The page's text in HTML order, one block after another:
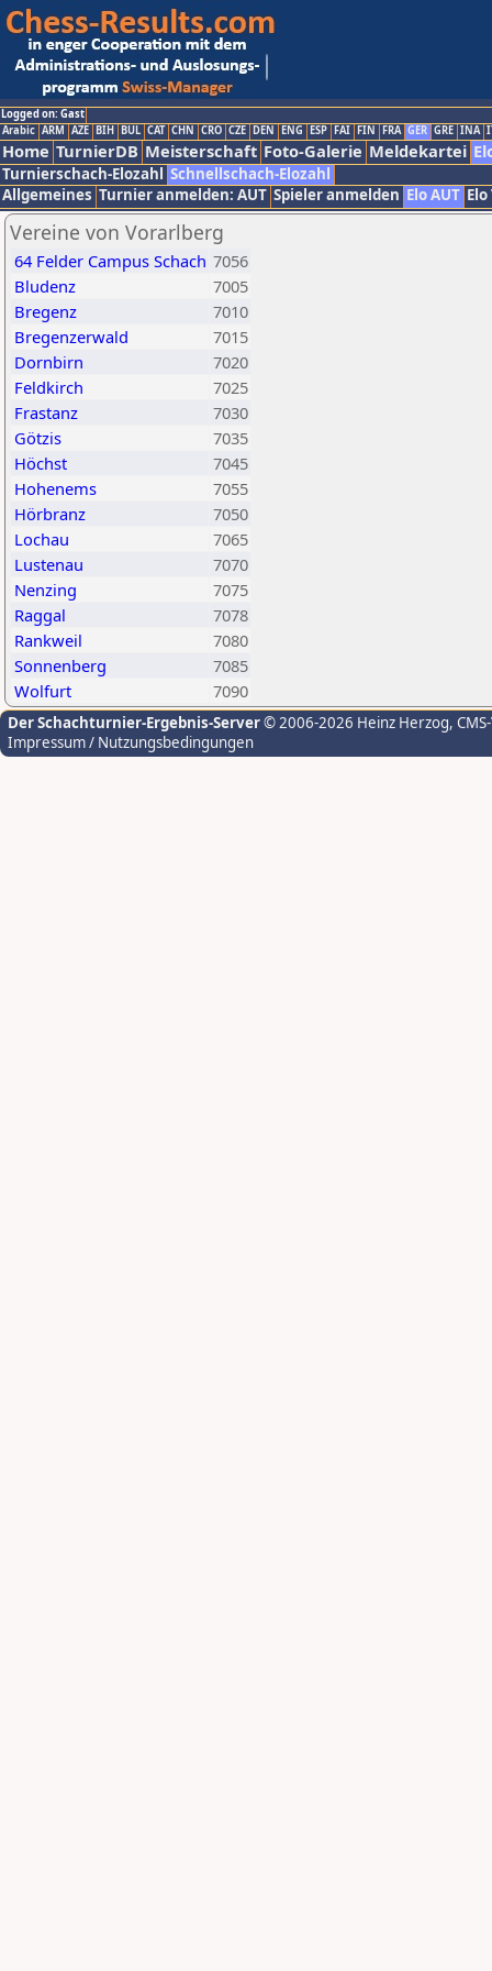
Logged on: Gast
Arabic ARM AZE BIH BUL CAT CHN CRO CZE DEN ENG ESP FAI FIN FRA GER GRE INA
Home TurnierDB Meisterschaft Foto-Galerie Meldekartei
Turnierschach-Elozahl Schnellschach-Elozahl
Allgemeines Turnier anmelden: AUT Spieler anmelden Elo AUT
Vereine von Vorarlberg
64 Felder Campus Schach 7056
Bludenz
7005
Bregenz
7010
Bregenzerwald
7015
Dornbirn
7020
Feldkirch
7025
Frastanz
7030
Götzis
7035
Höchst
7045
Hohenems
7055
Hörbranz
7050
Lochau
7065
Lustenau
7070
Nenzing
7075
Raggal
7078
Rankweil
7080
Sonnenberg
7085
Wolfurt
7090
Der Schachturnier-Ergebnis-Server© 2006-2026 Heinz Herzog,
Impressum / Nutzungsbedingungen